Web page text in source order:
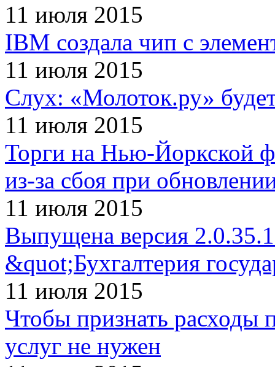
11 июля 2015
IBM создала чип с
11 июля 2015
Слух: «Молоток.ру»
11 июля 2015
Торги на Нью-Йоркской
из-за сбоя при
11 июля 2015
Выпущена версия
&quot;Бухгалтерия
11 июля 2015
Чтобы признать расходы
услуг не нужен